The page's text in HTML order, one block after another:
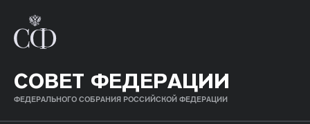
СОВЕТ ФЕДЕРАЦИИ
ФЕДЕРАЛЬНОГО СОБРАНИЯ РОССИЙСКОЙ ФЕДЕРАЦИИ